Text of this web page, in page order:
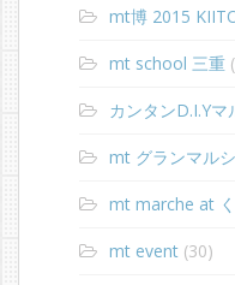
mt博 2015
mt school 三重
カンタンD.I.Yマ
mt グランマル
mt marche at
mt event (30)